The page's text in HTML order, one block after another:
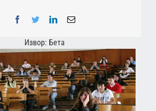
Facebook
TwitterLinkedInEmail
Извор: Бета